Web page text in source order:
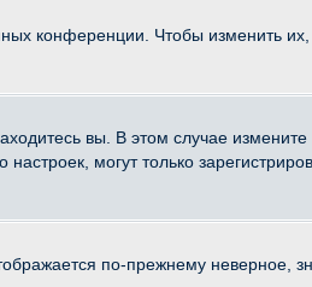
конференции. Чтобы изменить
вы. В этом случае измените
могут только
по-прежнему неверное,